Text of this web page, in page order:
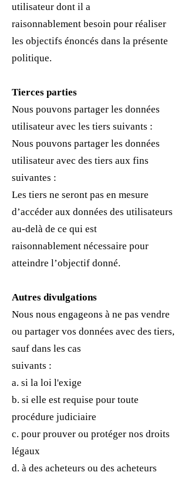
utilisateur dont il a
raisonnablement besoin pour réaliser
les objectifs énoncés dans la présente
politique.
Tierces parties
Nous pouvons partager les données
utilisateur avec les tiers suivants :
Nous pouvons partager les données
utilisateur avec des tiers aux fins
suivantes :
Les tiers ne seront pas en mesure
d’accéder aux données des utilisateurs
au-delà de ce qui est
raisonnablement nécessaire pour
atteindre l’objectif donné.
Autres divulgations
Nous nous engageons à ne pas vendre
ou partager vos données avec des tiers,
sauf dans les cas
suivants :
a. si la loi l'exige
b. si elle est requise pour toute
procédure judiciaire
c. pour prouver ou protéger nos droits
légaux
d. à des acheteurs ou des acheteurs